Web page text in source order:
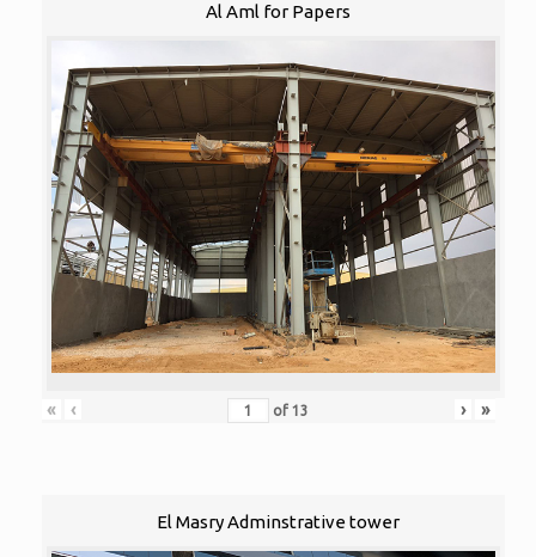
Al Aml for Papers
« ‹ of 13 › »
El Masry Adminstrative tower